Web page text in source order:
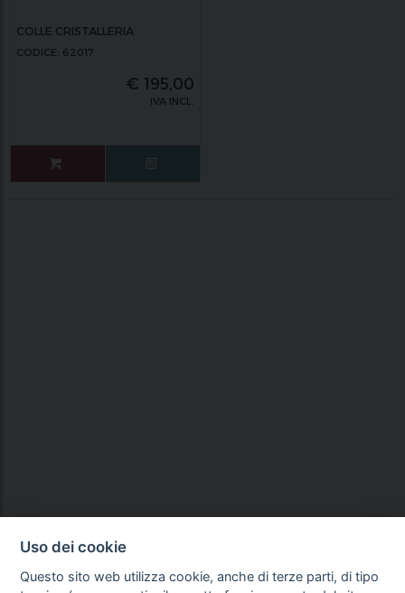
COLLE CRISTALLERIA
CODICE: 62017
€ 195,00
IVA INCL.
Uso dei cookie
Questo sito web utilizza cookie, anche di terze parti, di tipo